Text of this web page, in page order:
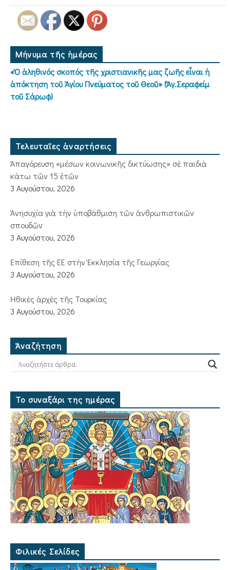
Μήνυμα τῆς ἡμέρας
«Ὁ ἀληθινός σκοπός τῆς χριστιανικῆς μας ζωῆς εἶναι ἡ
ἀπόκτηση τοῦ Ἁγίου Πνεύματος τοῦ Θεοῦ» (Ἅγ.Σεραφείμ
τοῦ Σάρωφ)
Τελευταῖες ἀναρτήσεις
Ἀπαγόρευση «μέσων κοινωνικῆς δικτύωσης» σὲ παιδιὰ
κάτω τῶν 15 ἐτῶν
3 Αυγούστου, 2026
Ἀνησυχία γιὰ τὴν ὑποβάθμιση τῶν ἀνθρωπιστικῶν
σπουδῶν
3 Αυγούστου, 2026
Ἐπίθεση τῆς ΕΕ στὴν Ἐκκλησία τῆς Γεωργίας
3 Αυγούστου, 2026
Ἠθικὲς ἀρχὲς τῆς Τουρκίας
3 Αυγούστου, 2026
Ἀναζήτηση
Το συναξάρι της ημέρας
Φιλικές Σελίδες